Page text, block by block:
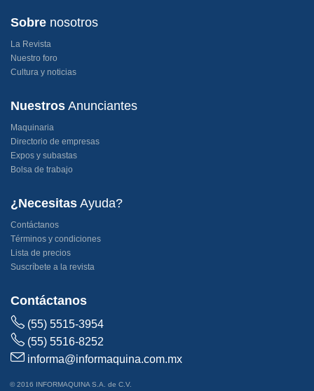
Sobre nosotros
La Revista
Nuestro foro
Cultura y noticias
Nuestros Anunciantes
Maquinaria
Directorio de empresas
Expos y subastas
Bolsa de trabajo
¿Necesitas Ayuda?
Contáctanos
Términos y condiciones
Lista de precios
Suscríbete a la revista
Contáctanos
(55) 5515-3954
(55) 5516-8252
informa@informaquina.com.mx
© 2016 INFORMAQUINA S.A. de C.V.